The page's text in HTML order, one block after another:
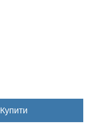
Купити